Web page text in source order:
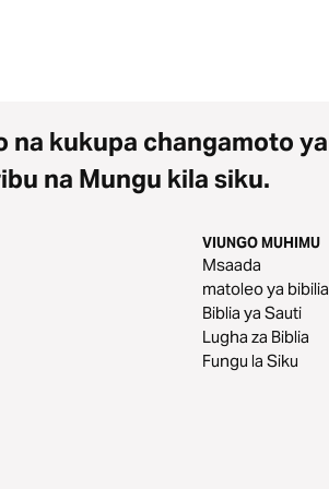
na kukupa changamoto ya
na Mungu kila siku.
VIUNGO MUHIMU
Msaada
matoleo ya bibilia
Biblia ya Sauti
Lugha za Biblia
Fungu la Siku